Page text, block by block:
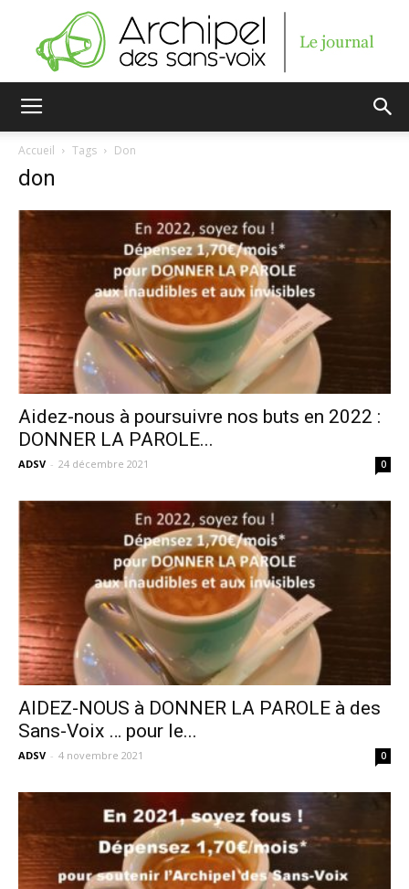
sans-
voix
Accueil Tags Don
don
Aidez-nous à poursuivre nos buts en 2022 :
DONNER LA PAROLE...
ADSV - 24 décembre 2021 0
AIDEZ-NOUS à DONNER LA PAROLE à des
Sans-Voix … pour le...
ADSV - 4 novembre 2021 0